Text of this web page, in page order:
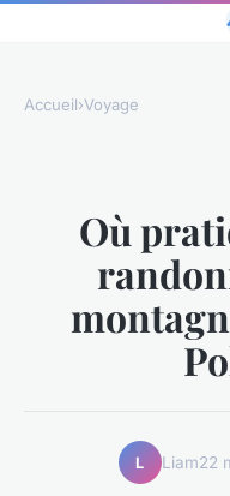
Accueil›Voyage
Où
L Liam22